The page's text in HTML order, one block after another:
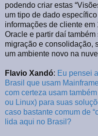
podendo criar estas
um tipo de dado
informações de cliente
Oracle e partir daí
migração e consolidação,
um ambiente novo na
Flavio Xandó: Eu pensei
Brasil que usam
com certeza usam
ou Linux) para suas
caso bastante comum de
lida aqui no Brasil?